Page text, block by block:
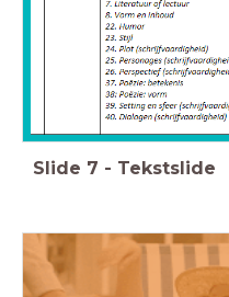
Slide 7 - Tekstslide